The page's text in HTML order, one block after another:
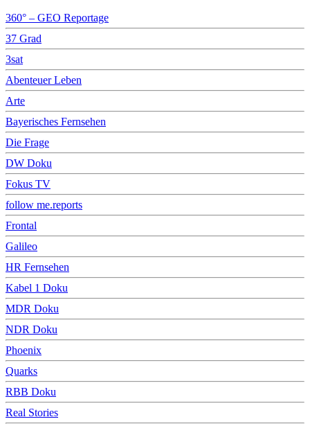
360° – GEO Reportage
37 Grad
3sat
Abenteuer Leben
Arte
Bayerisches Fernsehen
Die Frage
DW Doku
Fokus TV
follow me.reports
Frontal
Galileo
HR Fernsehen
Kabel 1 Doku
MDR Doku
NDR Doku
Phoenix
Quarks
RBB Doku
Real Stories